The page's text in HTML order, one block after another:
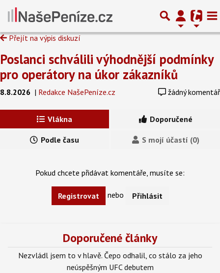
Přejít na výpis diskuzí
Poslanci schválili výhodnější podmínky
pro operátory na úkor zákazníků
8.8.2026 | Redakce NašePeníze.cz žádný komentář
Vlákna Doporučené
Podle času S mojí účastí (0)
Pokud chcete přidávat komentáře, musíte se:
Registrovat nebo Přihlásit
Doporučené články
Nezvládl jsem to v hlavě. Čepo odhalil, co stálo za jeho
neúspěšným UFC debutem